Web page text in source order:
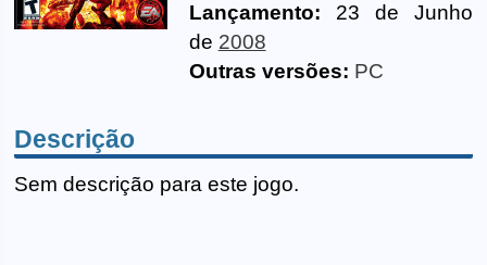
Lançamento: 23 de Junho
de 2008
Outras versões: PC
Descrição
Sem descrição para este jogo.